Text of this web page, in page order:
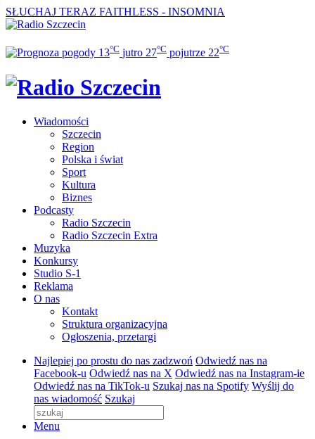
SŁUCHAJ TERAZ FAITHLESS - INSOMNIA
13°C jutro 27°C pojutrze 22°C
Wiadomości
Szczecin
Region
Polska i świat
Sport
Kultura
Biznes
Podcasty
Radio Szczecin
Radio Szczecin Extra
Muzyka
Konkursy
Studio S-1
Reklama
O nas
Kontakt
Struktura organizacyjna
Ogłoszenia, przetargi
Najlepiej po prostu do nas zadzwoń Odwiedź nas na
Facebook-u Odwiedź nas na X Odwiedź nas na Instagram-ie
Odwiedź nas na TikTok-u Szukaj nas na Spotify Wyślij do
nas wiadomość Szukaj
Menu